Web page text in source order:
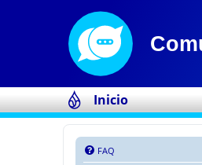
Inicio
FAQ